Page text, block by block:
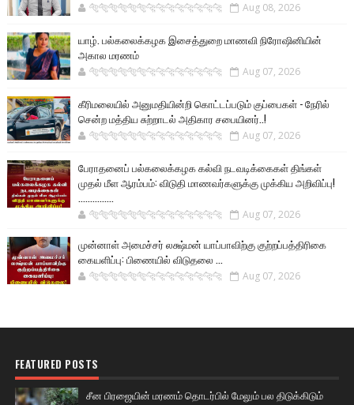
🐅🐅🐅🐅🐅🐅🐆🐆🐆🐆🐆🐆🐆🐆 Aug 08, 2026
யாழ். பல்கலைக்கழக இசைத்துறை மாணவி நிரோஷினியின்
அகால மரணம்
🐅🐅🐅🐅🐅🐅🐆🐆🐆🐆🐆🐆🐆🐆 Aug 07, 2026
கீரிமலையில் அனுமதியின்றி கொட்டப்படும் குப்பைகள் - நேரில்
சென்ற மத்திய சுற்றாடல் அதிகார சபையினர்..!
🐅🐅🐅🐅🐅🐅🐆🐆🐆🐆🐆🐆🐆🐆 Aug 07, 2026
பேராதனைப் பல்கலைக்கழக கல்வி நடவடிக்கைகள் திங்கள்
முதல் மீள ஆரம்பம்: விடுதி மாணவர்களுக்கு முக்கிய அறிவிப்பு!
...............
🐅🐅🐅🐅🐅🐅🐆🐆🐆🐆🐆🐆🐆🐆 Aug 07, 2026
முன்னாள் அமைச்சர் லக்ஷ்மன் யாப்பாவிற்கு குற்றப்பத்திரிகை
கையளிப்பு: பிணையில் விடுதலை ...
🐅🐅🐅🐅🐅🐅🐆🐆🐆🐆🐆🐆🐆🐆 Aug 07, 2026
FEATURED POSTS
சீன பிரஜையின் மரணம் தொடர்பில் மேலும் பல திடுக்கிடும்